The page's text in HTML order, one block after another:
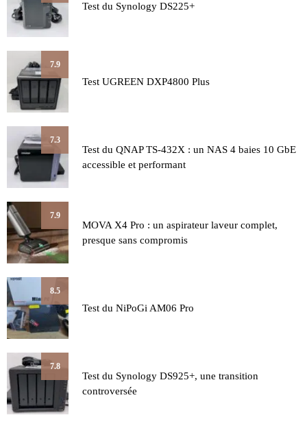
Test du Synology DS225+
7.9
Test UGREEN DXP4800 Plus
7.3
Test du QNAP TS-432X : un NAS 4 baies 10 GbE
accessible et performant
7.9
MOVA X4 Pro : un aspirateur laveur complet,
presque sans compromis
8.5
Test du NiPoGi AM06 Pro
7.8
Test du Synology DS925+, une transition
controversée